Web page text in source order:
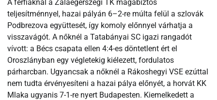
A férfiaknál a Zalaegerszegi TK magabiztos
teljesítménnyel, hazai pályán 6–2-re múlta felül a szlovák
Podbrezova együttesét, így komoly előnnyel várhatja a
visszavágót. A nőknél a Tatabányai SC igazi rangadót
vívott: a Bécs csapata ellen 4:4-es döntetlent ért el
Oroszlányban egy végletekig kiélezett, fordulatos
párharcban. Ugyancsak a nőknél a Rákoshegyi VSE ezúttal
nem tudta érvényesíteni a hazai pálya előnyét, a horvát KK
Mlaka ugyanis 7-1-re nyert Budapesten. Kiemelkedett a